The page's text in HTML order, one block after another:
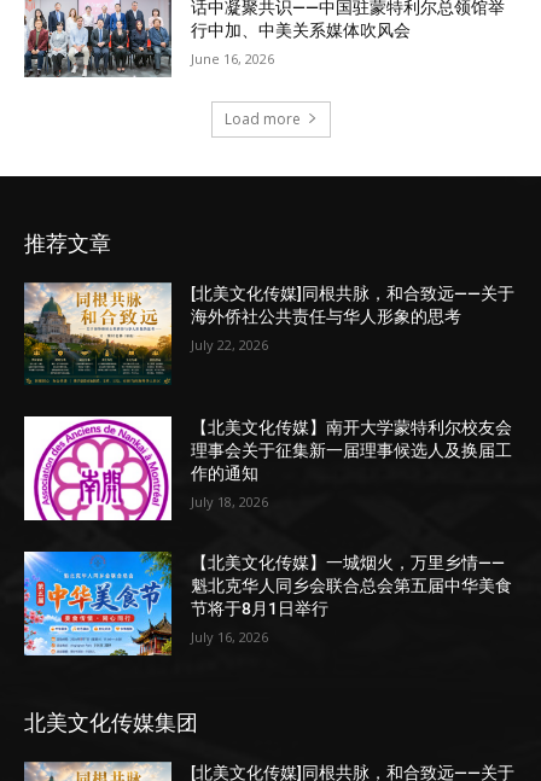
话中凝聚共识——中国驻蒙特利尔总领馆举
行中加、中美关系媒体吹风会
June 16, 2026
Load more
推荐文章
[北美文化传媒]同根共脉，和合致远——关于
海外侨社公共责任与华人形象的思考
July 22, 2026
【北美文化传媒】南开大学蒙特利尔校友会
理事会关于征集新一届理事候选人及换届工
作的通知
July 18, 2026
【北美文化传媒】一城烟火，万里乡情——
魁北克华人同乡会联合总会第五届中华美食
节将于8月1日举行
July 16, 2026
北美文化传媒集团
[北美文化传媒]同根共脉，和合致远——关于